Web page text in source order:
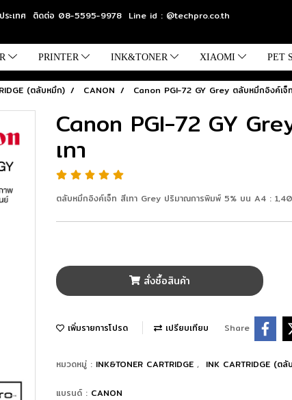
วประเทศ ติดต่อ 08-5595-9978 Line id : @techpro.co.th
PRINTER INK&TONER XIAOMI PET
(ตลับหมึก) CANON Canon PGI-72 GY Grey ตลับหมึกอิงค์เจ็
Canon PGI-72 GY
เทา
ตลับหมึกอิงค์เจ็ท สีเทา Grey ปริมาณการพิมพ์ 5% บน A4 :
สั่งซื้อสินค้า
เพิ่มรายการโปรด เปรียบเทียบ Share
หมวดหมู่ : INK&TONER CARTRIDGE , INK CARTRIDGE (ต
แบรนด์ : CANON